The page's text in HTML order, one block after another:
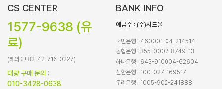
CS CENTER
1577-9638 (유
료)
(해외 : +82-42-716-0227)
대량 구매 문의 :
010-3428-0638
BANK INFO
예금주 : (주)시드물
국민은행 : 460001-04-214514
농협은행 : 355-0002-8749-13
하나은행 : 643-910004-62604
신한은행 : 100-027-169517
우리은행 : 1005-902-241888